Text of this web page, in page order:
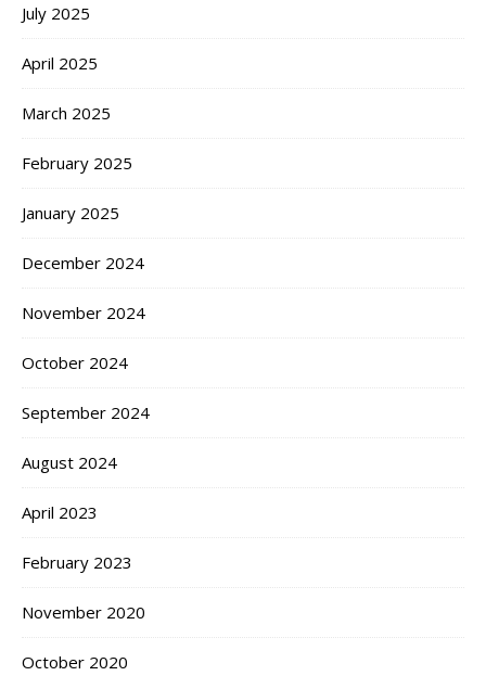
July 2025
April 2025
March 2025
February 2025
January 2025
December 2024
November 2024
October 2024
September 2024
August 2024
April 2023
February 2023
November 2020
October 2020